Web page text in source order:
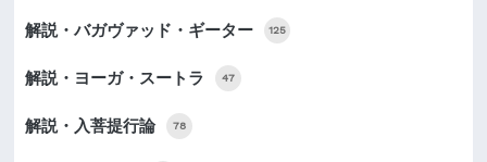
解説・バガヴァッド・ギーター 125
解説・ヨーガ・スートラ 47
解説・入菩提行論 78